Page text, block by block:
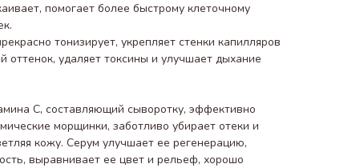
помогает более быстрому клеточному
тонизирует, укрепляет стенки капилляров
удаляет токсины и улучшает дыхание
С, составляющий сыворотку, эффективно
морщинки, заботливо убирает отеки и
кожу. Серум улучшает ее регенерацию,
выравнивает ее цвет и рельеф, хорошо